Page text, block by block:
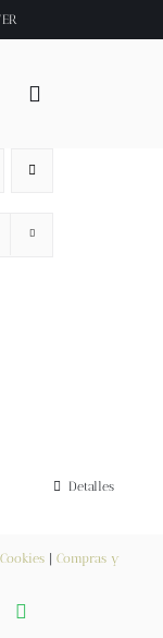
Toggle
Detalles
Cookies| Compras y